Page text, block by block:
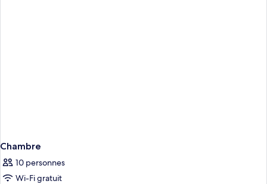
Chambre
10 personnes
Wi-Fi gratuit